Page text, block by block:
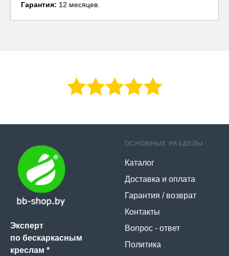
Гарантия: 12 месяцев.
Эксперт
по бескаркасным
креслам *
ОСНОВНЫЕ РАЗДЕЛЫ
Каталог
Доставка и оплата
Гарантия / возврат
Контакты
Вопрос - ответ
Политика